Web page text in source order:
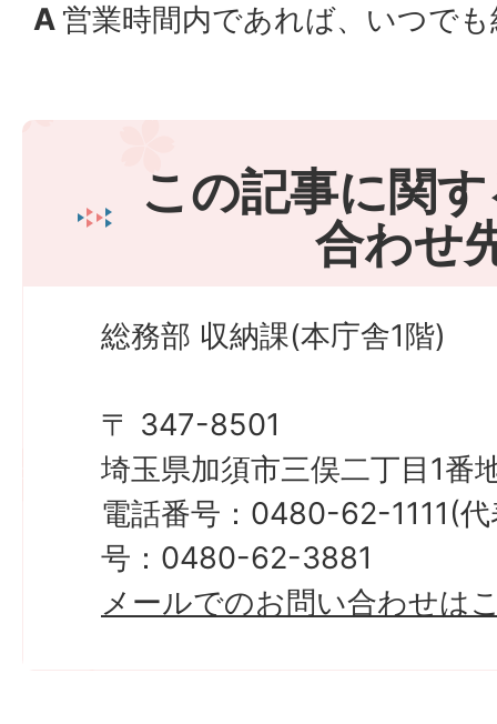
A 営業時間内であれば、いつで
この記事に関
合わせ
総務部 収納課(本庁舎1階)
〒 347-8501
埼玉県加須市三俣二丁目1番
電話番号：0480-62-1111(
号：0480-62-3881
メールでのお問い合わせは